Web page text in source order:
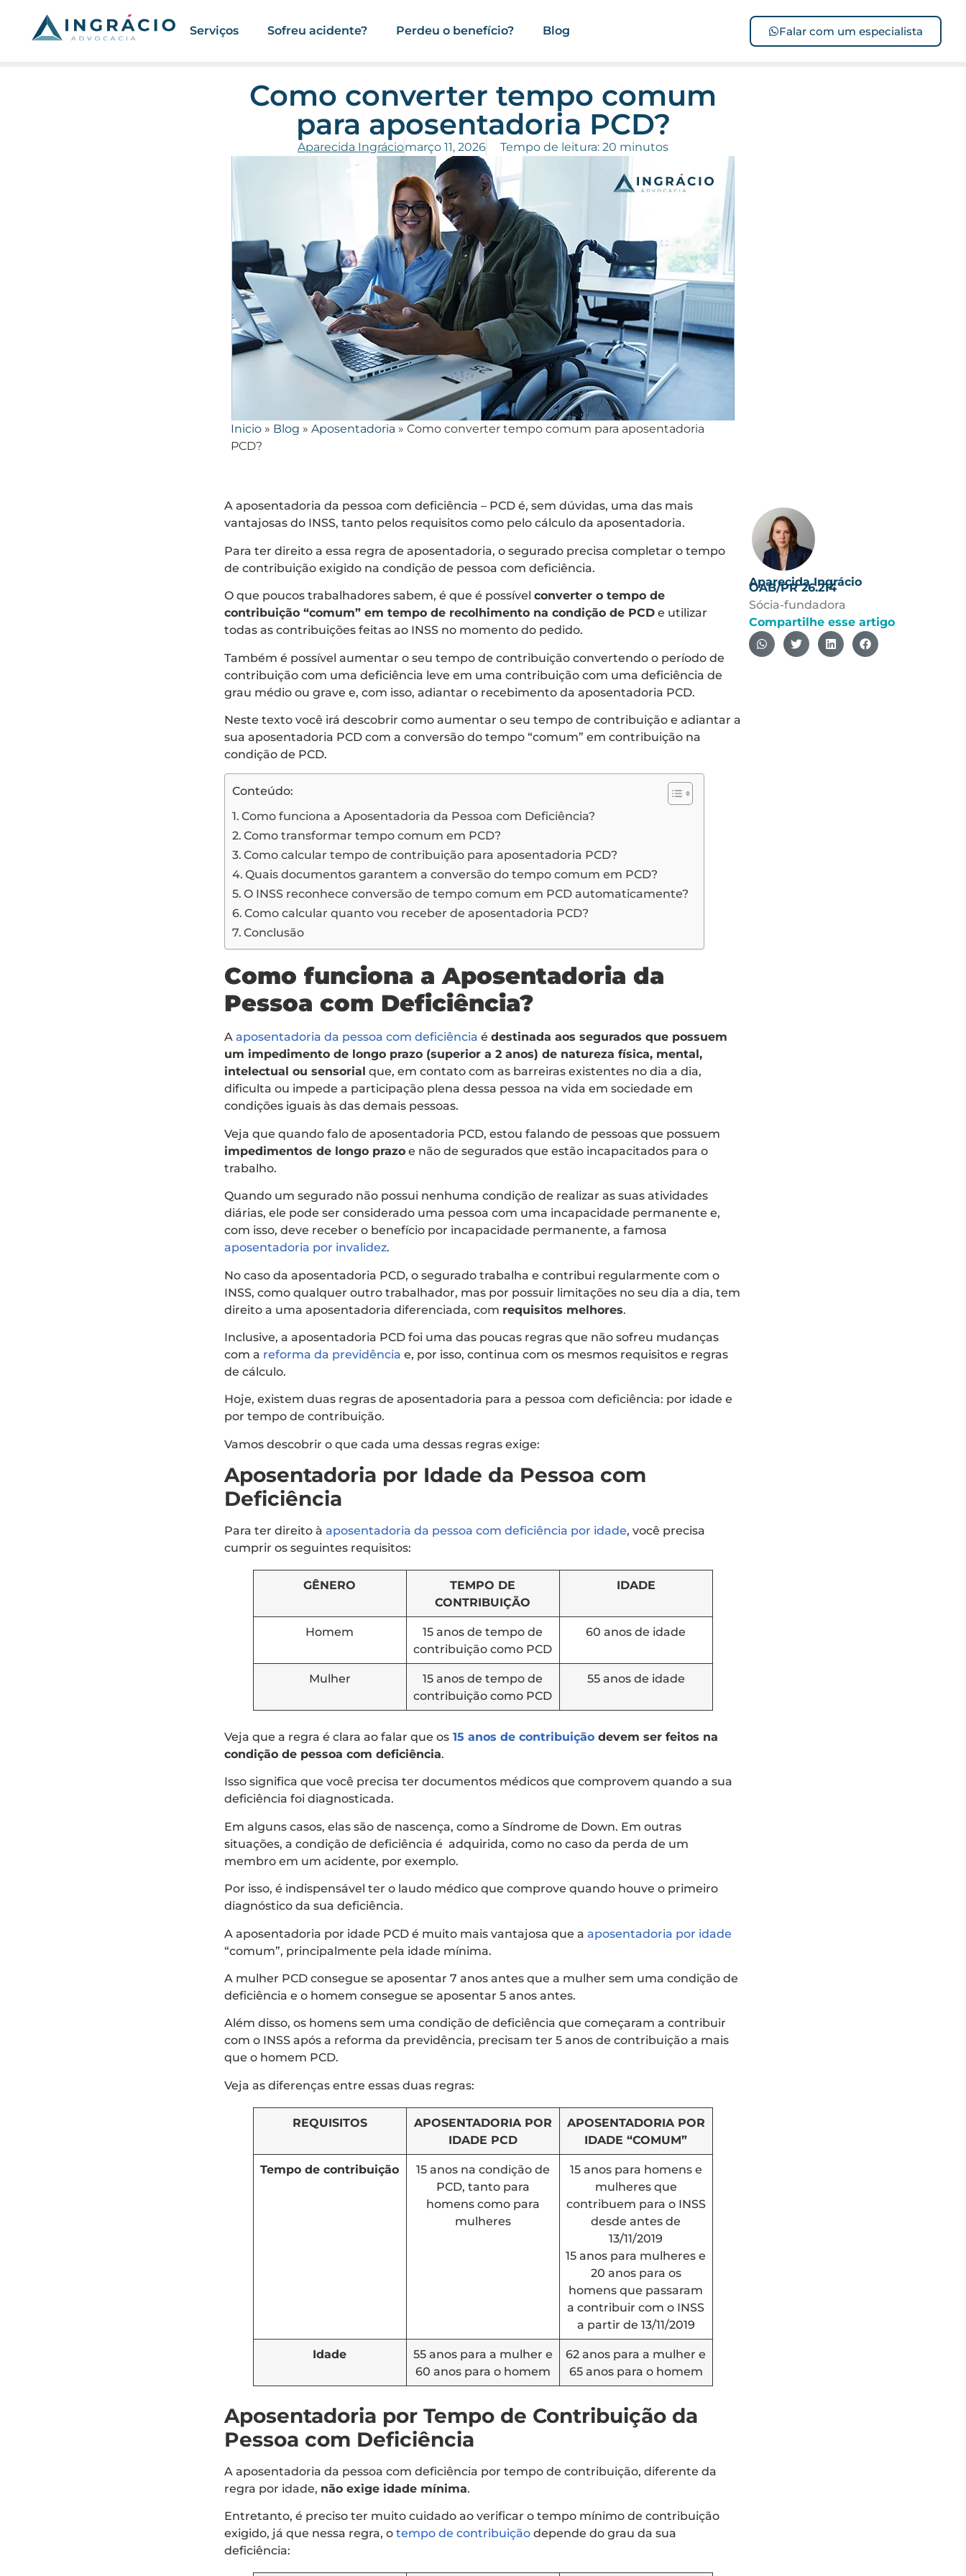
Serviços Sofreu acidente? Perdeu o benefício? Blog Falar com um especialista
Como converter tempo comum
para aposentadoria PCD?
Aparecida Ingráciomarço 11, 2026 Tempo de leitura: 20 minutos
Inicio» Blog » Aposentadoria » Como converter tempo comum para aposentadoria
PCD?
A aposentadoria da pessoa com deficiência – PCD é, sem dúvidas, uma das mais
vantajosas do INSS, tanto pelos requisitos como pelo cálculo da aposentadoria.
Para ter direito a essa regra de aposentadoria, o segurado precisa completar o tempo
de contribuição exigido na condição de pessoa com deficiência.
O que poucos trabalhadores sabem, é que é possível converter o tempo de
contribuição “comum” em tempo de recolhimento na condição de PCDe utilizar
todas as contribuições feitas ao INSS no momento do pedido.
Também é possível aumentar o seu tempo de contribuição convertendo o período de
contribuição com uma deficiência leve em uma contribuição com uma deficiência de
grau médio ou grave e, com isso, adiantar o recebimento da aposentadoria PCD.
Neste texto você irá descobrir como aumentar o seu tempo de contribuição e adiantar a
sua aposentadoria PCD com a conversão do tempo “comum” em contribuição na
condição de PCD.
Conteúdo:
Como funciona a Aposentadoria da Pessoa com Deficiência?
Como transformar tempo comum em PCD?
Como calcular tempo de contribuição para aposentadoria PCD?
Quais documentos garantem a conversão do tempo comum em PCD?
O INSS reconhece conversão de tempo comum em PCD automaticamente?
Como calcular quanto vou receber de aposentadoria PCD?
Conclusão
Como funciona a Aposentadoria da
Pessoa com Deficiência?
A aposentadoria da pessoa com deficiência é destinada aos segurados que possuem
um impedimento de longo prazo (superior a 2 anos) de natureza física, mental,
intelectual ou sensorial que, em contato com as barreiras existentes no dia a dia,
dificulta ou impede a participação plena dessa pessoa na vida em sociedade em
condições iguais às das demais pessoas.
Veja que quando falo de aposentadoria PCD, estou falando de pessoas que possuem
impedimentos de longo prazoe não de segurados que estão incapacitados para o
trabalho.
Quando um segurado não possui nenhuma condição de realizar as suas atividades
diárias, ele pode ser considerado uma pessoa com uma incapacidade permanente e,
com isso, deve receber o benefício por incapacidade permanente, a famosa
aposentadoria por invalidez.
No caso da aposentadoria PCD, o segurado trabalha e contribui regularmente com o
INSS, como qualquer outro trabalhador, mas por possuir limitações no seu dia a dia, tem
direito a uma aposentadoria diferenciada, com requisitos melhores.
Inclusive, a aposentadoria PCD foi uma das poucas regras que não sofreu mudanças
com a reforma da previdência e, por isso, continua com os mesmos requisitos e regras
de cálculo.
Hoje, existem duas regras de aposentadoria para a pessoa com deficiência: por idade e
por tempo de contribuição.
Vamos descobrir o que cada uma dessas regras exige:
Aposentadoria por Idade da Pessoa com
Deficiência
Para ter direito à aposentadoria da pessoa com deficiência por idade, você precisa
cumprir os seguintes requisitos:
GÊNERO
TEMPO DE
CONTRIBUIÇÃO
IDADE
Homem
15 anos de tempo de
contribuição como PCD
60 anos de idade
Mulher
15 anos de tempo de
contribuição como PCD
55 anos de idade
Veja que a regra é clara ao falar que os 15 anos de contribuiçãodevem ser feitos na
condição de pessoa com deficiência.
Isso significa que você precisa ter documentos médicos que comprovem quando a sua
deficiência foi diagnosticada.
Em alguns casos, elas são de nascença, como a Síndrome de Down. Em outras
situações, a condição de deficiência é adquirida, como no caso da perda de um
membro em um acidente, por exemplo.
Por isso, é indispensável ter o laudo médico que comprove quando houve o primeiro
diagnóstico da sua deficiência.
A aposentadoria por idade PCD é muito mais vantajosa que a aposentadoria por idade
“comum”, principalmente pela idade mínima.
A mulher PCD consegue se aposentar 7 anos antes que a mulher sem uma condição de
deficiência e o homem consegue se aposentar 5 anos antes.
Além disso, os homens sem uma condição de deficiência que começaram a contribuir
com o INSS após a reforma da previdência, precisam ter 5 anos de contribuição a mais
que o homem PCD.
Veja as diferenças entre essas duas regras:
REQUISITOS
APOSENTADORIA POR
IDADE PCD
APOSENTADORIA POR
IDADE “COMUM”
Tempo de contribuição
15 anos na condição de
PCD, tanto para
homens como para
mulheres
15 anos para homens e
mulheres que
contribuem para o INSS
desde antes de
13/11/2019
15 anos para mulheres e
20 anos para os
homens que passaram
a contribuir com o INSS
a partir de 13/11/2019
Idade
55 anos para a mulher e
60 anos para o homem
62 anos para a mulher e
65 anos para o homem
Aposentadoria por Tempo de Contribuição da
Pessoa com Deficiência
A aposentadoria da pessoa com deficiência por tempo de contribuição, diferente da
regra por idade, não exige idade mínima.
Entretanto, é preciso ter muito cuidado ao verificar o tempo mínimo de contribuição
exigido, já que nessa regra, o tempo de contribuiçãodepende do grau da sua
deficiência:
Aparecida Ingrácio
OAB/PR 26.214
Sócia-fundadora
Compartilhe esse artigo